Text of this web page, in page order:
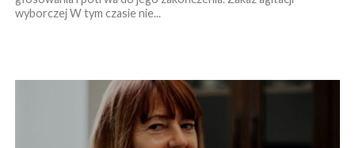
wyborczej W tym czasie nie...